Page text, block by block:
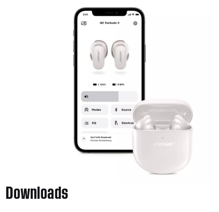
Downloads